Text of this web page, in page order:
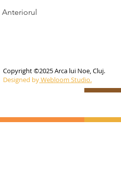
Anteriorul
Copyright ©2025 Arca lui Noe, Cluj.
Designed byWebloom Studio.